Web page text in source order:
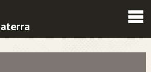
Friends